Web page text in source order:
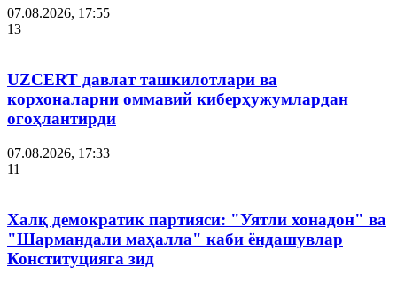
07.08.2026, 17:55
13
UZCERT давлат ташкилотлари ва
корхоналарни оммавий киберҳужумлардан
огоҳлантирди
07.08.2026, 17:33
11
Халқ демократик партияси: "Уятли хонадон" ва
"Шармандали маҳалла" каби ёндашувлар
Конституцияга зид